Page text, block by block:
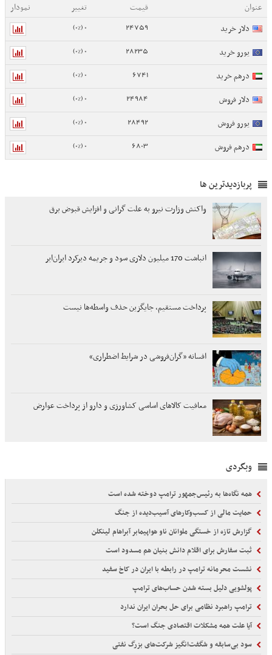
عنوان
قیمت تغییر
نمودار
دلار خرید
24759
0 (0%)
یورو خرید 28235
0 (0%)
درهم خرید 6741
0 (0%)
دلار فروش 24984
0 (0%)
یورو فروش 28492
0 (0%)
درهم فروش 6803
0 (0%)
پربازدیدترین ها
واکنش وزارت نیرو به علت گرانی و افزایش قبوض برق
انباشت 170 میلیون دلاری سود و جریمه دیرکرد ایران‌ایر
پرداخت مستقیم، جایگزین حذف واسطه‌ها نیست
افسانه «گران‌فروشی در شرایط اضطراری»
معافیت کالاهای اساسی کشاورزی و دارو از پرداخت عوارض
وبگردی
همه نگاه‌ها به رئیس‌جمهور ترامپ دوخته شده است
حمایت مالی از کسب‌وکارهای آسیب‌دیده از جنگ
گزارش تازه از خستگی ملوانان ناو هواپیمابر آبراهام لینکلن
ثبت سفارش برای اقلام دانش بنیان هم مسدود است
نشست محرمانه ترامپ در رابطه با ایران در کاخ سفید
پولشویی دلیل بسته شدن حساب‌های ترامپ
ترامپ راهبرد نظامی برای حل بحران ایران ندارد
آیا علت همه مشکلات اقتصادی جنگ است؟
سود بی‌سابقه و شگفت‌انگیز شرکت‌های بزرگ نفتی